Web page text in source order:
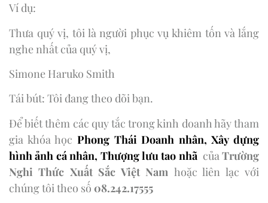
Ví dụ:
Thưa quý vị, tôi là người phục vụ khiêm tốn và lắng
nghe nhất của quý vị,
Simone Haruko Smith
Tái bút: Tôi đang theo dõi bạn.
Để biết thêm các quy tắc trong kinh doanh hãy tham
gia khóa học Phong Thái Doanh nhân, Xây dựng
hình ảnh cá nhân, Thượng lưu tao nhã củaTrường
Nghi Thức Xuất Sắc Việt Nam hoặc liên lạc với
chúng tôi theo số 08.242.17555